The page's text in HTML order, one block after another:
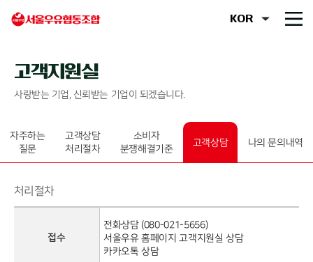
고객지원실
사랑받는 기업, 신뢰받는 기업이 되겠습니다.
자주하는
질문
고객상담
처리절차
소비자
분쟁해결기준
고객상담 나의 문의내역
처리절차
접수
전화상담 (080-021-5656)
서울우유 홈페이지 고객지원실 상담
카카오톡 상담